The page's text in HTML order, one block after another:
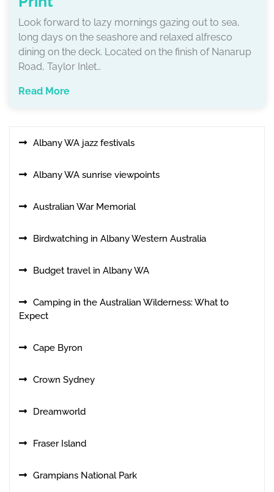
Look forward to lazy mornings gazing out to sea,
long days on the seashore and relaxed alfresco
dining on the deck. Located on the finish of Nanarup
Road, Taylor Inlet…
Read More
Albany WA jazz festivals
Albany WA sunrise viewpoints
Australian War Memorial
Birdwatching in Albany Western Australia
Budget travel in Albany WA
Camping in the Australian Wilderness: What to
Expect
Cape Byron
Crown Sydney
Dreamworld
Fraser Island
Grampians National Park